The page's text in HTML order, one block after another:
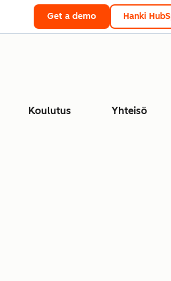
Get a demo Hanki
Koulutus Yhteisö